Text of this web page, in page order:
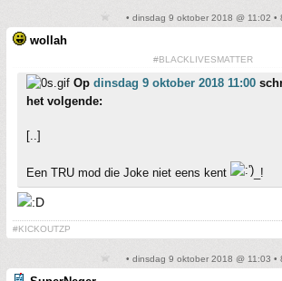
• dinsdag 9 oktober 2018 @ 11:02 •
wollah
#BLACKLIVESMATTER
Op dinsdag 9 oktober 2018 11:00
het volgende:
[..]
Een TRU mod die Joke niet eens kent _!
#KICKOUTZP
• dinsdag 9 oktober 2018 @ 11:03 •